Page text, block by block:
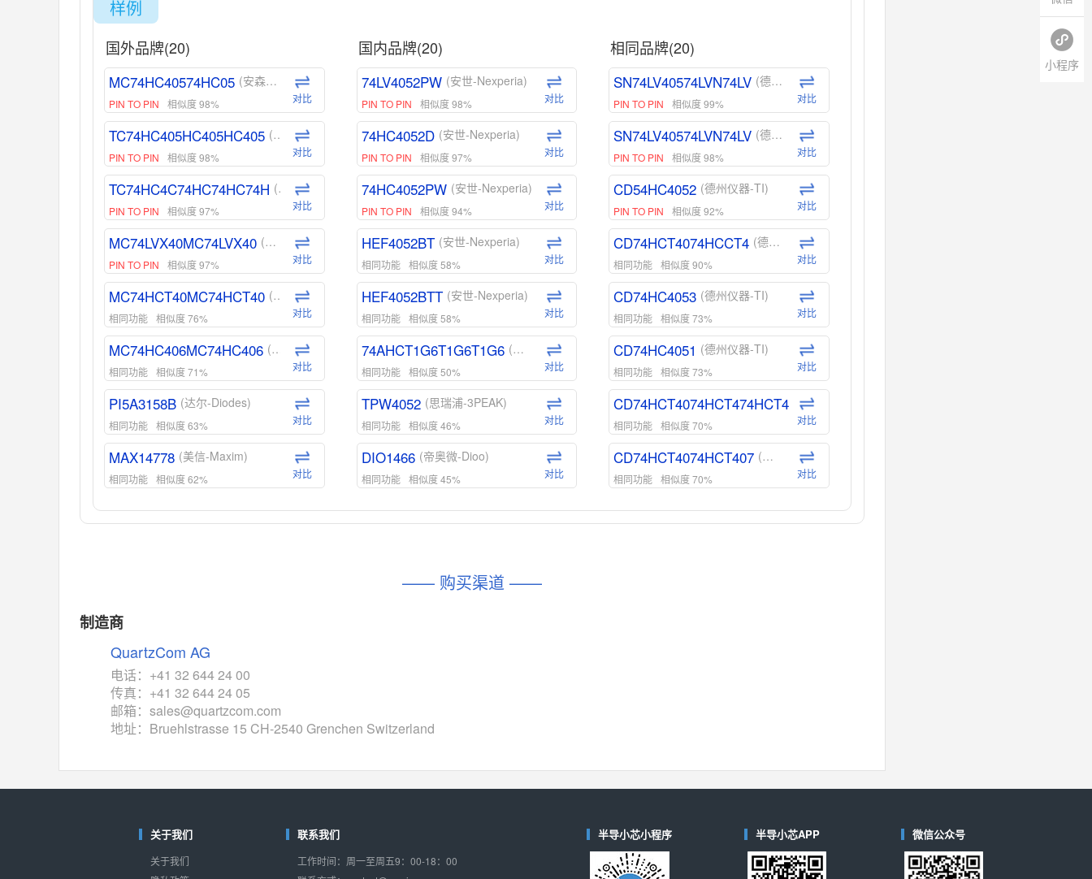
样例
国外品牌(20)
MC74HC40574HC05 (安森美-ON)
PIN TO PIN 相似度 98% 对比
TC74HC405HC405HC405 (东芝-Toshiba)
PIN TO PIN 相似度 98% 对比
TC74HC4C74HC74HC74H (东芝-Toshiba)
PIN TO PIN 相似度 97% 对比
MC74LVX40MC74LVX40 (安森美-ON)
PIN TO PIN 相似度 97% 对比
MC74HCT40MC74HCT40 (安森美-ON)
相同功能 相似度 76% 对比
MC74HC406MC74HC406 (安森美-ON)
相同功能 相似度 71% 对比
PI5A3158B (达尔-Diodes)
相同功能 相似度 63% 对比
MAX14778 (美信-Maxim)
相同功能 相似度 62% 对比
ADG1439 (亚德诺-ADI)
对比
MAX14760
M74HC4852 (意法-ST)
相同功能 相似度 52%
TC4052BF (东芝-Toshiba)
ISL54233 (瑞萨-Renesas)
相似度 49%
国内品牌(20)
74LV4052PW (安世-Nexperia)
PIN TO PIN 相似度 98% 对比
74HC4052D (安世-Nexperia)
PIN TO PIN 相似度 97% 对比
74HC4052PW (安世-Nexperia)
PIN TO PIN 相似度 94% 对比
HEF4052BT (安世-Nexperia)
相同功能 相似度 58% 对比
HEF4052BTT (安世-Nexperia)
相同功能 相似度 58% 对比
74AHCT1G6T1G6T1G6 (安世-Nexperia)
相同功能 相似度 50% 对比
TPW4052 (思瑞浦-3PEAK)
相同功能 相似度 46% 对比
DIO1466 (帝奥微-Dioo)
相同功能 相似度 45% 对比
DIO1159 (帝奥微-Dioo)
对比
相似度 44%
TPW3221 (思瑞浦-3PEAK)
相同功能
相同品牌(20)
SN74LV40574LVN74LV (德州仪器-TI)
PIN TO PIN 相似度 99% 对比
SN74LV40574LVN74LV (德州仪器-TI)
PIN TO PIN 相似度 98% 对比
CD54HC4052 (德州仪器-TI)
PIN TO PIN 相似度 92% 对比
CD74HCT4074HCCT4 (德州仪器-TI)
相同功能 相似度 90% 对比
CD74HC4053 (德州仪器-TI)
相同功能 相似度 73% 对比
CD74HC4051 (德州仪器-TI)
相同功能 相似度 73% 对比
CD74HCT4074HCT474HCT4 (德州仪器-TI)
相同功能 相似度 70% 对比
CD74HCT4074HCT407 (德州仪器-TI)
相同功能 相似度 70% 对比
CD74HCT4D74HDCT40 (德州仪器-TI)
对比
—— 购买渠道 ——
制造商
QuartzCom AG
电话：+41 32 644 24 00
传真：+41 32 644 24 05
邮箱：sales@quartzcom.com
地址：Bruehlstrasse 15 CH-2540 Grenchen Switzerland
关于我们
关于我们
联系我们
工作时间：周一至周五9：00-18：00
半导小芯小程序 半导小芯APP 微信公众号
小程序